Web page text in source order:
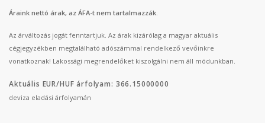
Áraink nettó árak, az ÁFA-t nem tartalmazzák.
Az árváltozás jogát fenntartjuk. Az árak kizárólag a magyar aktuális
cégjegyzékben megtalálható adószámmal rendelkező vevőinkre
vonatkoznak! Lakossági megrendelőket kiszolgálni nem áll módunkban.
Aktuális EUR/HUF árfolyam: 366.15000000
deviza eladási árfolyamán